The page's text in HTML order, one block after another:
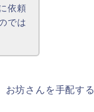
依頼
では
お坊さんを手配する